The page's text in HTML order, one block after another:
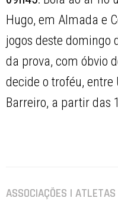
Hugo, em Almada e
jogos deste domingo
da prova, com óbvio
decide o troféu, entre
Barreiro, a partir das
ASSOCIAÇÕES |